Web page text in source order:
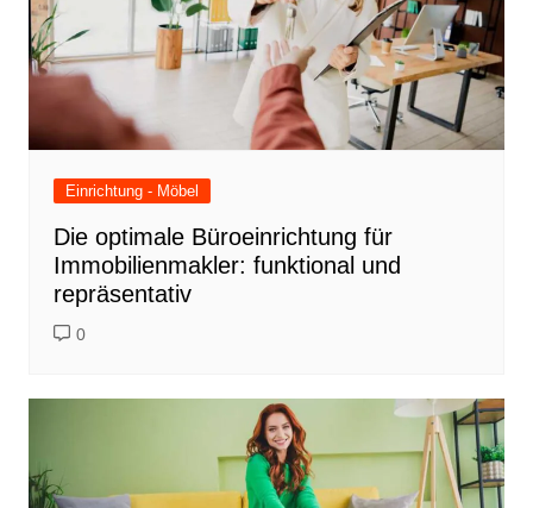
Einrichtung - Möbel
Die optimale Büroeinrichtung für
Immobilienmakler: funktional und
repräsentativ
0